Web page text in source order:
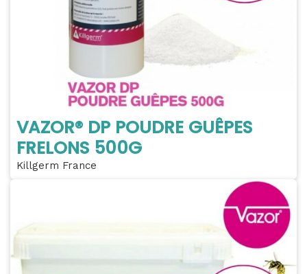
VAZOR® DP POUDRE GUÊPES
FRELONS 500G
Killgerm France